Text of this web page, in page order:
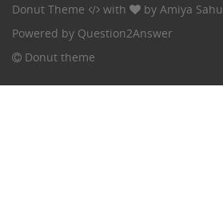
Donut Theme with by Amiya Sahu
Powered by Question2Answer
Donut theme